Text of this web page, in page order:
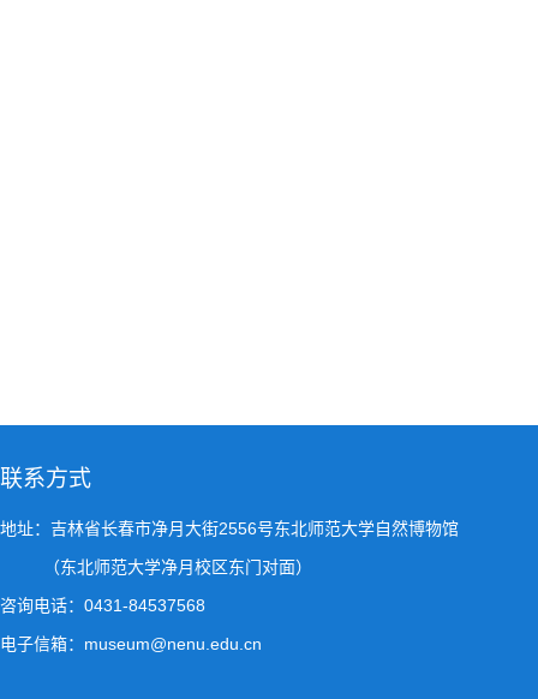
联系方式
地址：吉林省长春市净月大街2556号东北师范大学自然博物馆
（东北师范大学净月校区东门对面）
咨询电话：0431-84537568
电子信箱：museum@nenu.edu.cn